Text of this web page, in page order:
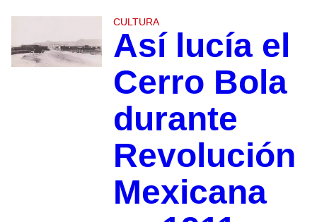
CULTURA
Así lucía el
Cerro Bola
durante
Revolución
Mexicana